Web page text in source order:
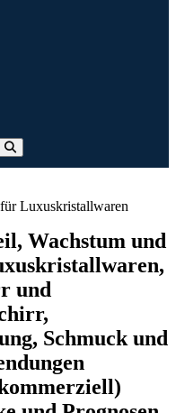
Luxuskristallwaren
Wachstum und
und
Schmuck und